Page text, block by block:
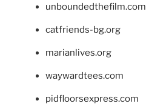
unboundedthefilm.com
catfriends-bg.org
marianlives.org
waywardtees.com
pidfloorsexpress.com